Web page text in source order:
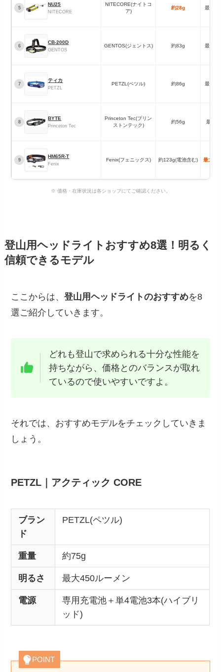
5
NU25
NITECORE
NITECORE(ナイトコ
ア)
約28g 最大
6
CB-200D
GENTOS
GENTOS(ジェントス) 約83g 最大
7
ティカ
PETZL
PETZL(ペツル) 約86g 最大
8
BYTE
Princeton Tec
Princeton Tec(プリン
ストンテック)
約56g 最大
9
HM65R-T
Fenix
Fenix(フェニックス) 約123g(電池含む) 最大
※ 価格・在庫状況は各ショップにてご確認ください。
登山用ヘッドライトおすすめ8選！明るく
信頼できるモデル
ここからは、登山用ヘッドライトのおすすめを8
選ご紹介していきます。
どれも登山で求められる十分な性能を
持ちながら、価格とのバランスが取れ
ているので使いやすいですよ。
それでは、おすすめモデルをチェックしていきま
しょう。
PETZL｜アクティック CORE
ブラン
ド
PETZL(ペツル)
重量 約75g
明るさ 最大450ルーメン
電源
専用充電池＋単4電池3本(ハイブリ
ッド)
POINT